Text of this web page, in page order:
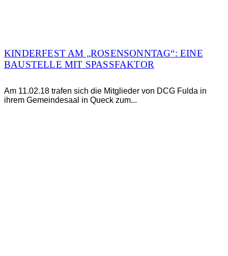
KINDERFEST AM „ROSENSONNTAG“: EINE
BAUSTELLE MIT SPASSFAKTOR
Am 11.02.18 trafen sich die Mitglieder von DCG Fulda in
ihrem Gemeindesaal in Queck zum...